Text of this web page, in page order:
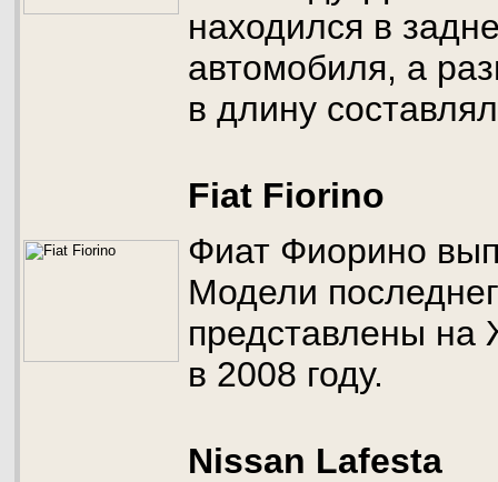
находился в
автомобиля, а
в длину
Fiat Fiorino
Фиат Фиорино
Модели
представлены на
в 2008 году.
Nissan Lafesta